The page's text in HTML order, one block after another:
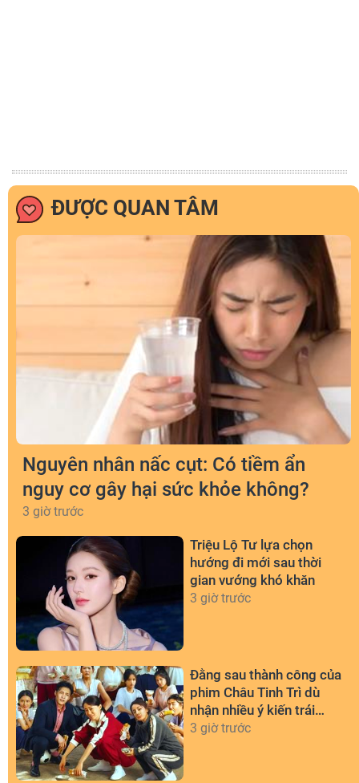
ĐƯỢC QUAN TÂM
Nguyên nhân nấc cụt: Có tiềm ẩn
nguy cơ gây hại sức khỏe không?
3 giờ trước
Triệu Lộ Tư lựa chọn
hướng đi mới sau thời
gian vướng khó khăn
3 giờ trước
Đằng sau thành công của
phim Châu Tinh Trì dù
nhận nhiều ý kiến trái
chiều
3 giờ trước